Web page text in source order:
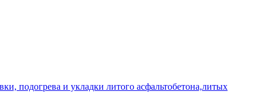
подогрева и укладки литого асфальтобетона,литых